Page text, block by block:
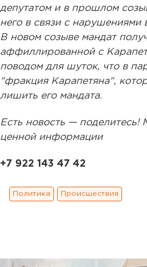
депутатом и в прошлом
него в связи с нарушениями
В новом созыве мандат
аффиллированной с
поводом для шуток, что в
"фракция Карапетяна",
лишить его мандата.
Есть новость —
ценной информации
+7 922 143 47 42
Политика Происшествия